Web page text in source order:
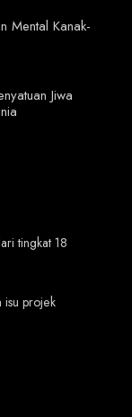
Mental Kanak-
Jiwa
tingkat 18
isu projek